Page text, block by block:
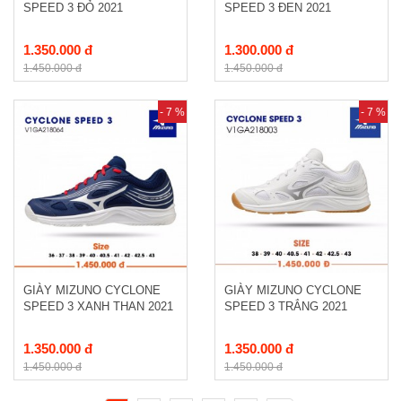
SPEED 3 ĐỎ 2021
1.350.000 đ
1.450.000 đ
SPEED 3 ĐEN 2021
1.300.000 đ
1.450.000 đ
- 7 %
GIÀY MIZUNO CYCLONE
SPEED 3 XANH THAN 2021
1.350.000 đ
1.450.000 đ
- 7 %
GIÀY MIZUNO CYCLONE
SPEED 3 TRẮNG 2021
1.350.000 đ
1.450.000 đ